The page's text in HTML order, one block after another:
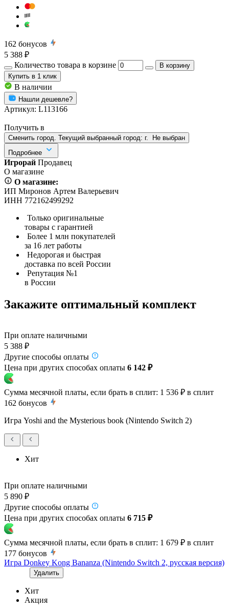
162 бонусов
5 388 ₽
Количество товара в корзине
В корзину
Купить в 1 клик
В наличии
Нашли дешевле?
Артикул: L113166
Получить в
Сменить город. Текущий выбранный город: г.
Не выбран
Подробнее
Игрорай Продавец
О магазине
О магазине:
ИП Миронов Артем Валерьевич
ИНН 772162499292
Только оригинальные
товары с гарантией
Более 1 млн покупателей
за 16 лет работы
Недорогая и быстрая
доставка по всей России
Репутация №1
в России
Закажите оптимальный комплект
При оплате наличными
5 388 ₽
Другие способы оплаты
Цена при других способах оплаты 6 142 ₽
Сумма месячной платы, если брать в сплит: 1 536 ₽ в сплит
162 бонусов
Игра Yoshi and the Mysterious book (Nintendo Switch 2)
Хит
При оплате наличными
5 890 ₽
Другие способы оплаты
Цена при других способах оплаты 6 715 ₽
Сумма месячной платы, если брать в сплит: 1 679 ₽ в сплит
177 бонусов
Игра Donkey Kong Bananza (Nintendo Switch 2, русская версия)
Удалить
Хит
Акция